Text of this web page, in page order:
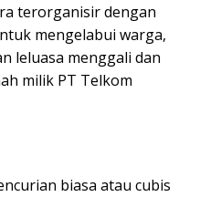
terorganisir dengan
mengelabui warga,
leluasa menggali dan
milik PT Telkom
biasa atau cubis